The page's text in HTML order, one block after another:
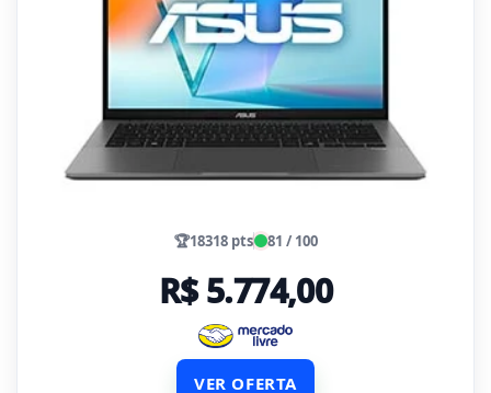
🏆18318 pts 81 / 100
R$ 5.774,00
VER OFERTA